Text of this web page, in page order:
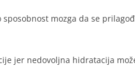
mozga da se
jer nedovoljna hidratacija